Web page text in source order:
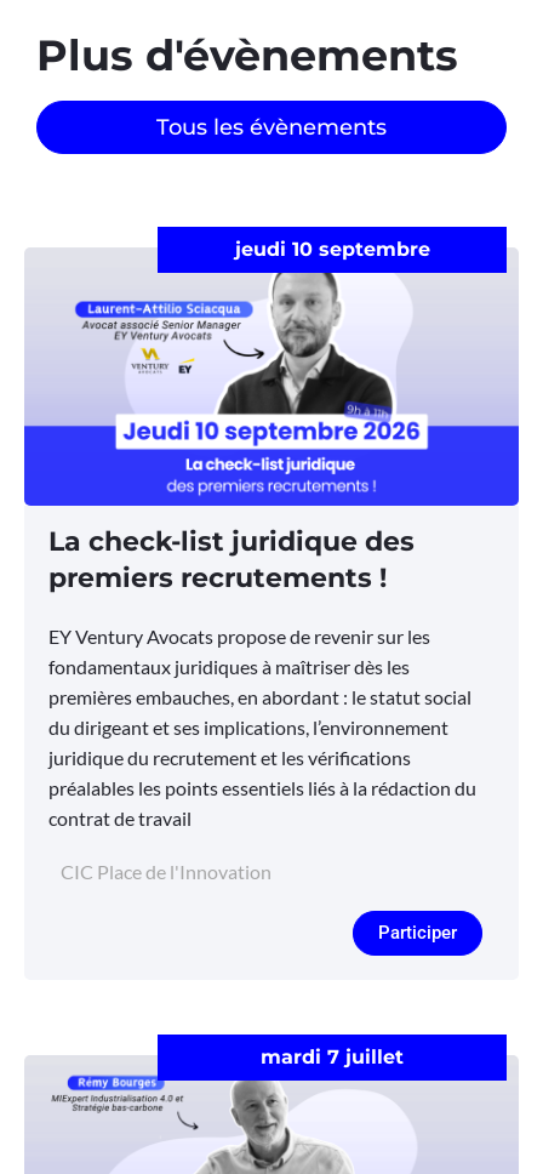
Plus d'évènements​
Tous les évènements
jeudi 10 septembre
La check-list juridique des
premiers recrutements !
EY Ventury Avocats propose de revenir sur les
fondamentaux juridiques à maîtriser dès les
premières embauches, en abordant : le statut social
du dirigeant et ses implications, l’environnement
juridique du recrutement et les vérifications
préalables les points essentiels liés à la rédaction du
contrat de travail
CIC Place de l'Innovation
Participer
mardi 7 juillet